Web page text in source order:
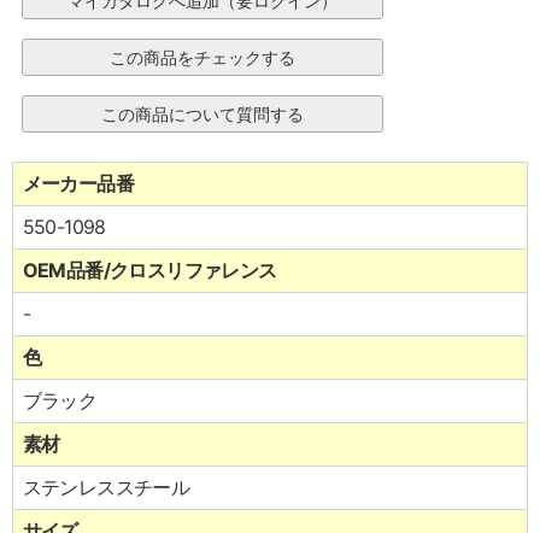
メーカー品番
550-1098
OEM品番/クロスリファレンス
-
色
ブラック
素材
ステンレススチール